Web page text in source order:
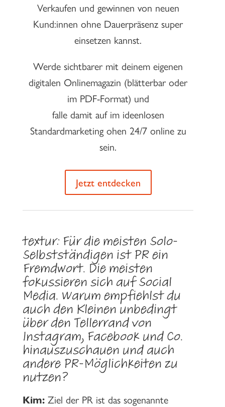
Verkaufen und gewinnen von neuen
Kund:innen ohne Dauerpräsenz super
einsetzen kannst.
Werde sichtbarer mit deinem eigenen
digitalen Onlinemagazin (blätterbar oder
im PDF-Format) und
falle damit auf im ideenlosen
Standardmarketing ohen 24/7 online zu
sein.
Jetzt entdecken
textur: Für die meisten Solo-
Selbstständigen ist PR ein
Fremdwort. Die meisten
fokussieren sich auf Social
Media. Warum empfiehlst du
auch den Kleinen unbedingt
über den Tellerrand von
Instagram, Facebook und Co.
hinauszuschauen und auch
andere PR-Möglichkeiten zu
nutzen?
Kim: Ziel der PR ist das sogenannte